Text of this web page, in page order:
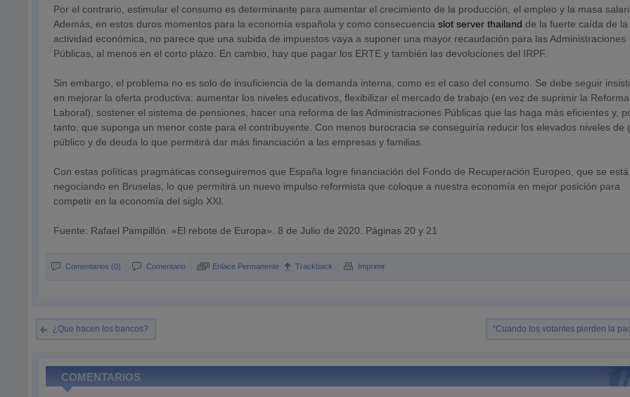
Por el contrario, estimular el consumo es determinante para aumentar el crecimiento de la producción, el empleo y la masa
Además, en estos duros momentos para la economía española y como consecuenciaslot server thailand de la fuerte caída de la
actividad económica, no parece que una subida de impuestos vaya a suponer una mayor recaudación para las Administraciones
Públicas, al menos en el corto plazo. En cambio, hay que pagar los ERTE y también las devoluciones del IRPF.
Sin embargo, el problema no es solo de insuficiencia de la demanda interna, como es el caso del consumo. Se debe seguir
en mejorar la oferta productiva: aumentar los niveles educativos, flexibilizar el mercado de trabajo (en vez de suprimir la Reforma
Laboral), sostener el sistema de pensiones, hacer una reforma de las Administraciones Públicas que las haga más eficientes y,
tanto, que suponga un menor coste para el contribuyente. Con menos burocracia se conseguiría reducir los elevados niveles de
público y de deuda lo que permitirá dar más financiación a las empresas y familias.
Con estas políticas pragmáticas conseguiremos que España logre financiación del Fondo de Recuperación Europeo, que se está
negociando en Bruselas, lo que permitirá un nuevo impulso reformista que coloque a nuestra economía en mejor posición para
competir en la economía del siglo XXI.
Fuente: Rafael Pampillón. «El rebote de Europa».8 de Julio de 2020. Páginas 20 y 21
Comentarios (0) Comentario Enlace Permanente Trackback Imprimir
¿Que hacen los bancos? “Cuando los votantes pierden la
COMENTARIOS